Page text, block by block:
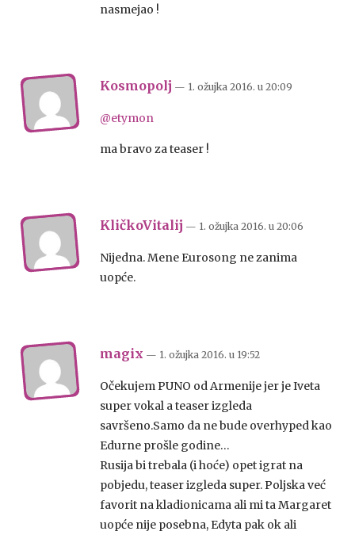
nasmejao !
Kosmopolj — 1. ožujka 2016. u 20:09
@etymon
ma bravo za teaser !
KličkoVitalij — 1. ožujka 2016. u 20:06
Nijedna. Mene Eurosong ne zanima
uopće.
magix — 1. ožujka 2016. u 19:52
Očekujem PUNO od Armenije jer je Iveta
super vokal a teaser izgleda
savršeno.Samo da ne bude overhyped kao
Edurne prošle godine…
Rusija bi trebala (i hoće) opet igrat na
pobjedu, teaser izgleda super. Poljska već
favorit na kladionicama ali mi ta Margaret
uopće nije posebna, Edyta pak ok ali